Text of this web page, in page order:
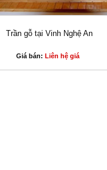
Trần gỗ tại Vinh Nghệ An
Giá bán: Liên hệ giá